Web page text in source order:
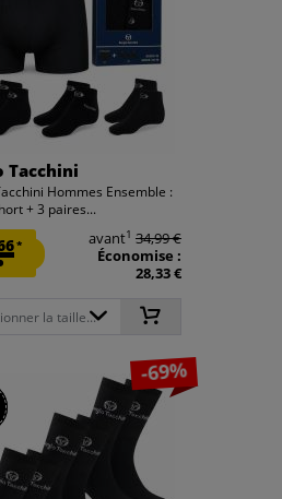
Tacchini
Hommes Ensemble :
+ 3 paires...
* avant1 34,99 €
Économise :
28,33 €
la taille...
-69%